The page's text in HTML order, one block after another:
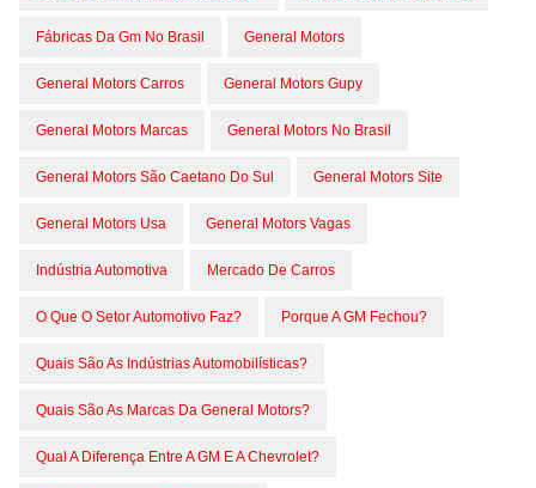
Fábricas Da Gm No Brasil General Motors
General Motors Carros General Motors Gupy
General Motors Marcas General Motors No Brasil
General Motors São Caetano Do Sul General Motors Site
General Motors Usa General Motors Vagas
Indústria Automotiva Mercado De Carros
O Que O Setor Automotivo Faz? Porque A GM Fechou?
Quais São As Indústrias Automobilísticas?
Quais São As Marcas Da General Motors?
Qual A Diferença Entre A GM E A Chevrolet?